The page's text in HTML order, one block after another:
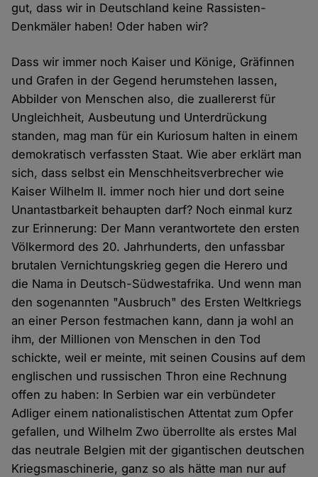
gut, dass wir in Deutschland keine Rassisten-
Denkmäler haben! Oder haben wir?
Dass wir immer noch Kaiser und Könige, Gräfinnen
und Grafen in der Gegend herumstehen lassen,
Abbilder von Menschen also, die zuallererst für
Ungleichheit, Ausbeutung und Unterdrückung
standen, mag man für ein Kuriosum halten in einem
demokratisch verfassten Staat. Wie aber erklärt man
sich, dass selbst ein Menschheitsverbrecher wie
Kaiser Wilhelm II. immer noch hier und dort seine
Unantastbarkeit behaupten darf? Noch einmal kurz
zur Erinnerung: Der Mann verantwortete den ersten
Völkermord des 20. Jahrhunderts, den unfassbar
brutalen Vernichtungskrieg gegen die Herero und
die Nama in Deutsch-Südwestafrika. Und wenn man
den sogenannten "Ausbruch" des Ersten Weltkriegs
an einer Person festmachen kann, dann ja wohl an
ihm, der Millionen von Menschen in den Tod
schickte, weil er meinte, mit seinen Cousins auf dem
englischen und russischen Thron eine Rechnung
offen zu haben: In Serbien war ein verbündeter
Adliger einem nationalistischen Attentat zum Opfer
gefallen, und Wilhelm Zwo überrollte als erstes Mal
das neutrale Belgien mit der gigantischen deutschen
Kriegsmaschinerie, ganz so als hätte man nur auf